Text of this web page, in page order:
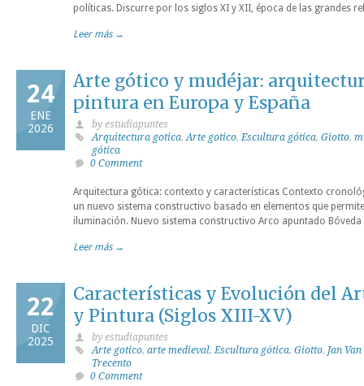
políticas. Discurre por los siglos XI y XII, época de las grandes
Leer más →
24
ENE
2026
Arte gótico y mudéjar:
pintura en Europa y España
by estudiapuntes
Arquitectura gotica,Arte gotico,Escultura gótica, Giotto,
gótica
0 Comment
Arquitectura gótica: contexto y características Contexto
un nuevo sistema constructivo basado en elementos que
iluminación. Nuevo sistema constructivo Arco apuntado Bóveda
Leer más →
22
DIC
2025
Características y Evolución del
y Pintura (Siglos XIII-XV)
by estudiapuntes
Arte gotico, arte medieval,Escultura gótica, Giotto, Jan
Trecento
0 Comment